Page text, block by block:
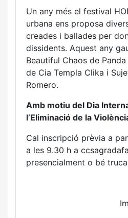
Un any més el festival
urbana ens proposa
creades i ballades per
dissidents. Aquest any
Beautiful Chaos de
de Cia Templa Clika i
Romero.
Amb motiu del Dia
l’Eliminació de la
Cal inscripció prèvia a
a les 9.30 h a
presencialment o bé